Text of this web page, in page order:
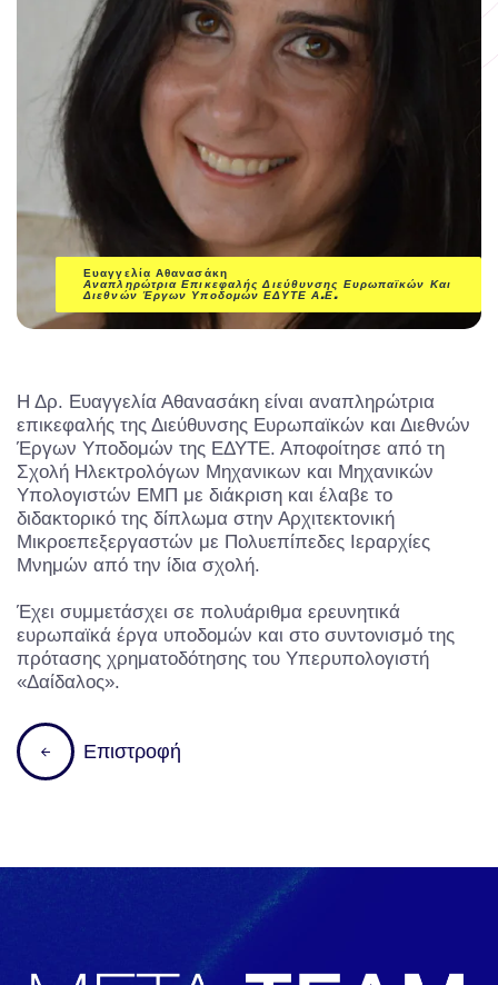
Ευαγγελία Αθανασάκη
Αναπληρώτρια Επικεφαλής Διεύθυνσης Ευρωπαϊκών Και
Διεθνών Έργων ΥποδομώνΕΔΥΤΕ Α.Ε.
Η Δρ. Ευαγγελία Αθανασάκη είναι αναπληρώτρια
επικεφαλής της Διεύθυνσης Ευρωπαϊκών και Διεθνών
Έργων Υποδομών της ΕΔΥΤΕ. Αποφοίτησε από τη
Σχολή Ηλεκτρολόγων Μηχανικων και Μηχανικών
Υπολογιστών ΕΜΠ με διάκριση και έλαβε το
διδακτορικό της δίπλωμα στην Αρχιτεκτονική
Μικροεπεξεργαστών με Πολυεπίπεδες Ιεραρχίες
Μνημών από την ίδια σχολή.
Έχει συμμετάσχει σε πολυάριθμα ερευνητικά
ευρωπαϊκά έργα υποδομών και στο συντονισμό της
πρότασης χρηματοδότησης του Υπερυπολογιστή
«Δαίδαλος».
Επιστροφή